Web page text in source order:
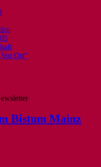
Ort“
Bistum Mainz